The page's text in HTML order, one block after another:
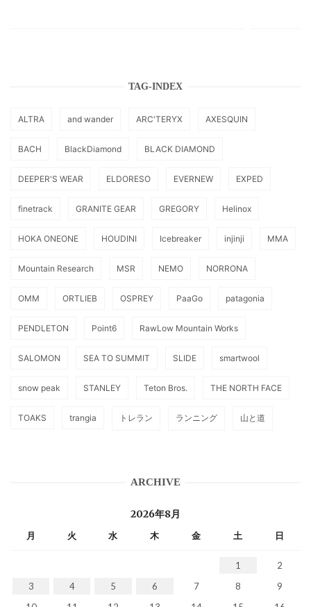
TAG-INDEX
ALTRA and wander ARC'TERYX AXESQUIN
BACH BlackDiamond BLACK DIAMOND
DEEPER'S WEAR ELDORESO EVERNEW EXPED
finetrack GRANITE GEAR GREGORY Helinox
HOKA ONEONE HOUDINI Icebreaker injinji MMA
Mountain Research MSR NEMO NORRONA
OMM ORTLIEB OSPREY PaaGo patagonia
PENDLETON Point6 RawLow Mountain Works
SALOMON SEA TO SUMMIT SLIDE smartwool
snow peak STANLEY Teton Bros. THE NORTH FACE
TOAKS trangia トレラン ランニング 山と道
ARCHIVE
2026年8月
月 火 水 木 金 土 日
1
2
3
4 5 6 7 8
9